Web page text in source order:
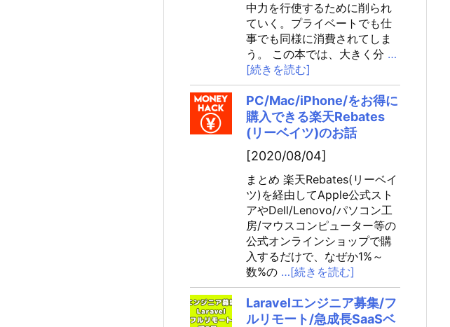
中力を行使するために削られ
ていく。プライベートでも仕
事でも同様に消費されてしま
う。 この本では、大きく分 …
[続きを読む]
PC/Mac/iPhone/をお得に
購入できる楽天Rebates
(リーベイツ)のお話
[2020/08/04]
まとめ 楽天Rebates(リーベイ
ツ)を経由してApple公式スト
アやDell/Lenovo/パソコン工
房/マウスコンピューター等の
公式オンラインショップで購
入するだけで、なぜか1%～
数%の …[続きを読む]
Laravelエンジニア募集/フ
ルリモート/急成長SaaSベ